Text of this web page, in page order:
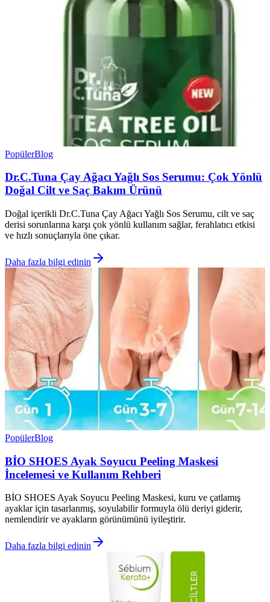
PopülerBlog
Dr.C.Tuna Çay Ağacı Yağlı Sos Serumu: Çok Yönlü
Doğal Cilt ve Saç Bakım Ürünü
Doğal içerikli Dr.C.Tuna Çay Ağacı Yağlı Sos Serumu, cilt ve saç
derisi sorunlarına karşı çok yönlü kullanım sağlar, ferahlatıcı etkisi
ve hızlı sonuçlarıyla öne çıkar.
Daha fazla bilgi edinin
PopülerBlog
BİO SHOES Ayak Soyucu Peeling Maskesi
İncelemesi ve Kullanım Rehberi
BİO SHOES Ayak Soyucu Peeling Maskesi, kuru ve çatlamış
ayaklar için tasarlanmış, soyulabilir formuyla ölü deriyi giderir,
nemlendirir ve ayakların görünümünü iyileştirir.
Daha fazla bilgi edinin